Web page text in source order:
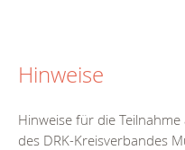
Hinweise
Hinweise für die
des DRK-Kreisverbandes